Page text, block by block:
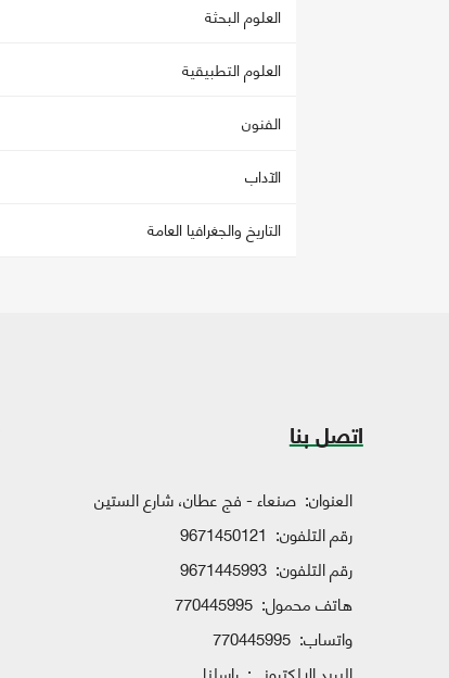
العلوم البحثة
العلوم التطبيقية
الفنون
الآداب
التاريخ والجغرافيا العامة
اتصل بنا
العنوان: صنعاء - فج عطان، شارع الستين
رقم التلفون: 9671450121
رقم التلفون: 9671445993
هاتف محمول: 770445995
واتساب: 770445995